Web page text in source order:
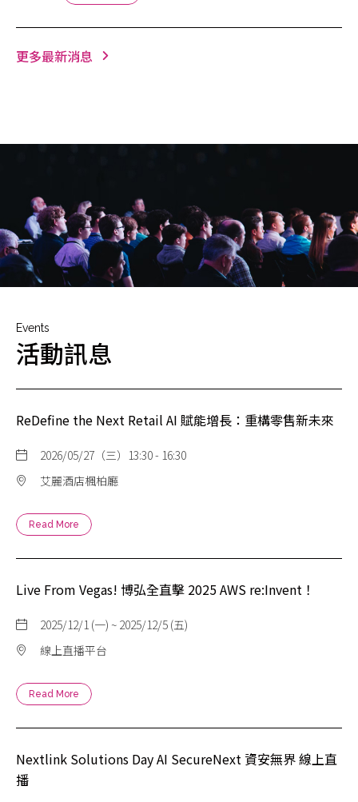
更多最新消息
Events
活動訊息
ReDefine the Next Retail AI 賦能增長：重構零售新未來
2026/05/27（三）13:30 - 16:30
艾麗酒店楓柏廳
Read More
Live From Vegas! 博弘全直擊 2025 AWS re:Invent！
2025/12/1 (一) ~ 2025/12/5 (五)
線上直播平台
Read More
Nextlink Solutions Day AI SecureNext 資安無界 線上直
播